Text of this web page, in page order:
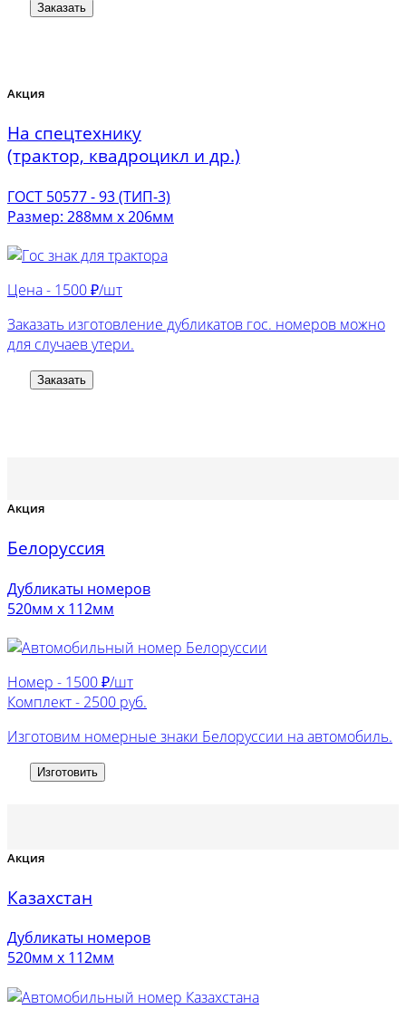
Заказать
Акция
На спецтехнику
(трактор, квадроцикл и др.)
ГОСТ 50577 - 93 (ТИП-3)
Размер: 288мм х 206мм
Цена - 1500 ₽/шт
Заказать изготовление дубликатов гос. номеров можно
для случаев утери.
Заказать
Акция
Белоруссия
Дубликаты номеров
520мм х 112мм
Номер - 1500 ₽/шт
Комплект - 2500 руб.
Изготовим номерные знаки Белоруссии на автомобиль.
Изготовить
Акция
Казахстан
Дубликаты номеров
520мм х 112мм